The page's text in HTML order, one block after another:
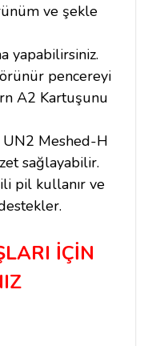
ve şekle
yapabilirsiniz.
pencereyi
A2 Kartuşunu
Meshed-H
sağlayabilir.
pil kullanır ve
İÇİN